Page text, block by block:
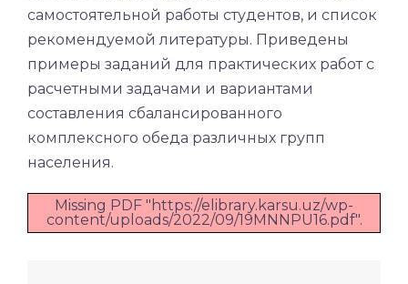
самостоятельной работы студентов, и список
рекомендуемой литературы. Приведены
примеры заданий для практических работ с
расчетными задачами и вариантами
составления сбалансированного
комплексного обеда различных групп
населения.
Missing PDF "https://elibrary.karsu.uz/wp-
content/uploads/2022/09/19MNNPU16.pdf".